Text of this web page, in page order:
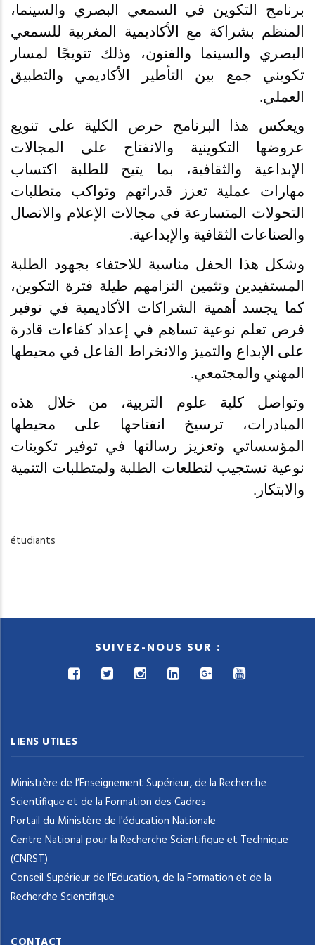
برنامج التكوين في السمعي البصري والسينما،
المنظم بشراكة مع الأكاديمية المغربية للسمعي
البصري والسينما والفنون، وذلك تتويجًا لمسار
تكويني جمع بين التأطير الأكاديمي والتطبيق
العملي.
ويعكس هذا البرنامج حرص الكلية على تنويع
عروضها التكوينية والانفتاح على المجالات
الإبداعية والثقافية، بما يتيح للطلبة اكتساب
مهارات عملية تعزز قدراتهم وتواكب متطلبات
التحولات المتسارعة في مجالات الإعلام والاتصال
والصناعات الثقافية والإبداعية.
وشكل هذا الحفل مناسبة للاحتفاء بجهود الطلبة
المستفيدين وتثمين التزامهم طيلة فترة التكوين،
كما يجسد أهمية الشراكات الأكاديمية في توفير
فرص تعلم نوعية تساهم في إعداد كفاءات قادرة
على الإبداع والتميز والانخراط الفاعل في محيطها
المهني والمجتمعي.
وتواصل كلية علوم التربية، من خلال هذه
المبادرات، ترسيخ انفتاحها على محيطها
المؤسساتي وتعزيز رسالتها في توفير تكوينات
نوعية تستجيب لتطلعات الطلبة ولمتطلبات التنمية
والابتكار .
étudiants
SUIVEZ-NOUS SUR :
LIENS UTILES
Ministrère de l’Enseignement Supérieur, de la Recherche
Scientifique et de la Formation des Cadres
Portail du Ministère de l'éducation Nationale
Centre National pour la Recherche Scientifique et Technique
(CNRST)
Conseil Supérieur de l'Education, de la Formation et de la
Recherche Scientifique